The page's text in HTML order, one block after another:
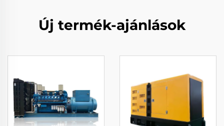
Új termék-ajánlások